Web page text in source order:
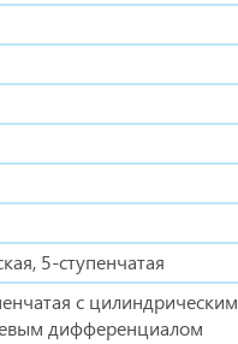
5-ступенчатая
с цилиндрическим
дифференциалом